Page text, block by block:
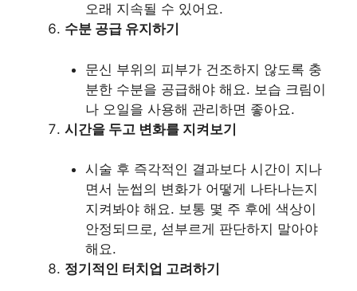
오래 지속될 수 있어요.
수분 공급 유지하기
문신 부위의 피부가 건조하지 않도록 충
분한 수분을 공급해야 해요. 보습 크림이
나 오일을 사용해 관리하면 좋아요.
시간을 두고 변화를 지켜보기
시술 후 즉각적인 결과보다 시간이 지나
면서 눈썹의 변화가 어떻게 나타나는지
지켜봐야 해요. 보통 몇 주 후에 색상이
안정되므로, 섣부르게 판단하지 말아야
해요.
정기적인 터치업 고려하기